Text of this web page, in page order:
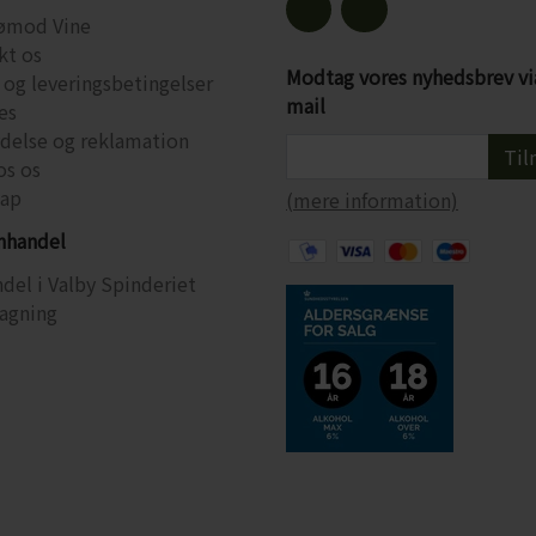
Vine
os
og leveringsbetingelser
og reklamation
os
i Valby Spinderiet
Modtag vores nyhedsbrev
mail
(mere information)